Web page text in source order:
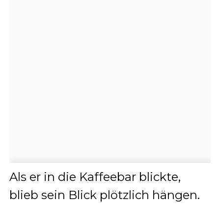
Als er in die Kaffeebar blickte,
blieb sein Blick plötzlich hängen.